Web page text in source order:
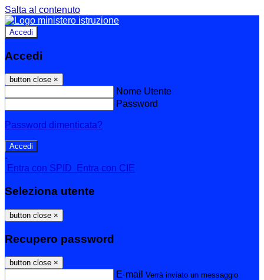
Salta al contenuto
Accedi
Accedi
button close ×
Nome Utente
Password
Password dimenticata?
-
Entra con SPID
Entra con CIE
Seleziona utente
button close ×
Recupero password
button close ×
E-mail Verrà inviato un messaggio